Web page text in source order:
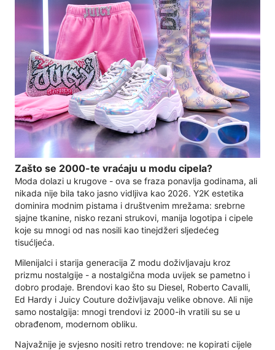
Zašto se 2000-te vraćaju u modu cipela?
Moda dolazi u krugove - ova se fraza ponavlja godinama, ali
nikada nije bila tako jasno vidljiva kao 2026. Y2K estetika
dominira modnim pistama i društvenim mrežama: srebrne
sjajne tkanine, nisko rezani strukovi, manija logotipa i cipele
koje su mnogi od nas nosili kao tinejdžeri sljedećeg
tisućljeća.
Milenijalci i starija generacija Z modu doživljavaju kroz
prizmu nostalgije - a nostalgična moda uvijek se pametno i
dobro prodaje. Brendovi kao što su Diesel, Roberto Cavalli,
Ed Hardy i Juicy Couture doživljavaju velike obnove. Ali nije
samo nostalgija: mnogi trendovi iz 2000-ih vratili su se u
obrađenom, modernom obliku.
Najvažnije je svjesno nositi retro trendove: ne kopirati cijele